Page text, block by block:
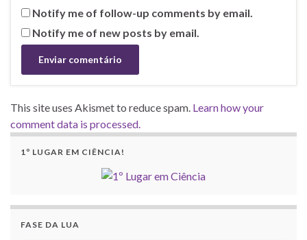
Notify me of follow-up comments by email.
Notify me of new posts by email.
This site uses Akismet to reduce spam. Learn how your
comment data is processed.
1º LUGAR EM CIÊNCIA!
FASE DA LUA